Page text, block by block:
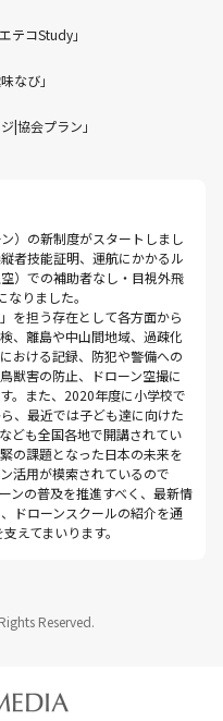
テコStudy」
なび」
|協会プラン」
）の新制度がスタートしまし
者技能証明、運航にかかるル
）での補助者なし・目視外飛
りました。
を担う存在として各方面から
、離島や中山間地域、過疎化
おける記録、防犯や警備への
獣害の防止、ドローン空撮に
。また、2020年度に小学校で
、最近では子ども達に向けた
ども全国各地で開講されてい
の課題となった日本の未来を
活用が模索されているので
ンの普及を推進すべく、最新情
ドローンスクールの紹介を通
えてまいります。
Reserved.